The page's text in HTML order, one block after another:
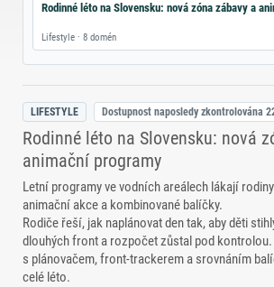
Rodinné léto na Slovensku: nová zóna zábavy a
Lifestyle · 8 domén
LIFESTYLE Dostupnost naposledy zkontrolována
Rodinné léto na Slovensku: nová
animační programy
Letní programy ve vodních areálech lákají
animační akce a kombinované balíčky.
Rodiče řeší, jak naplánovat den tak, aby děti
dlouhých front a rozpočet zůstal pod
s plánovačem, front‑trackerem a srovnáním
celé léto.